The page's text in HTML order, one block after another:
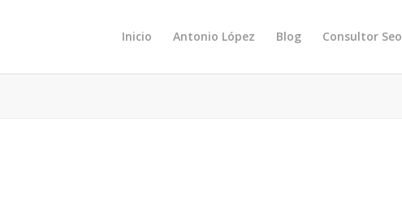
Inicio Antonio López Blog Consultor Seo